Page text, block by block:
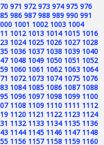
971 972 973 974 975 976
986 987 988 989 990 991
1001 1002 1003 1004
1012 1013 1014 1015 1016
1024 1025 1026 1027 1028
1036 1037 1038 1039 1040
1048 1049 1050 1051 1052
1060 1061 1062 1063 1064
1072 1073 1074 1075 1076
1084 1085 1086 1087 1088
1096 1097 1098 1099 1100
1108 1109 1110 1111 1112
1120 1121 1122 1123 1124
1132 1133 1134 1135 1136
1144 1145 1146 1147 1148
1156 1157 1158 1159 1160